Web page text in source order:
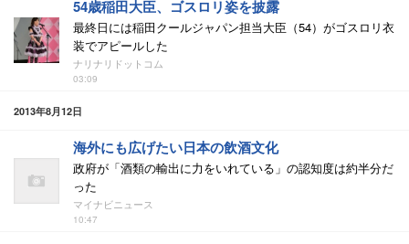
54歳稲田大臣、ゴスロリ姿を披露
最終日には稲田クールジャパン担当大臣（54）がゴスロリ衣
装でアピールした
ナリナリドットコム
03:09
2013年8月12日
海外にも広げたい日本の飲酒文化
政府が「酒類の輸出に力をいれている」の認知度は約半分だ
った
マイナビニュース
10:47